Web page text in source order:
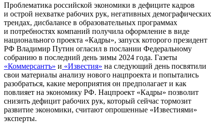
Проблематика российской экономики в дефиците кадров
и острой нехватке рабочих рук, негативных демографических
трендах, дисбалансе в образовательных программах
и потребностях компаний получила оформление в виде
национального проекта «Кадры», запуск которого президент
РФ Владимир Путин огласил в послании Федеральному
собранию в последний день зимы 2024 года. Газеты
«Коммерсантъ» и «Известия» на следующий день посвятили
свои материалы анализу нового нацпроекта и попытались
разобраться, какие мероприятия он предполагает и как
повлияет на экономику РФ. Нацпроект «Кадры» позволит
снизить дефицит рабочих рук, который сейчас тормозит
развитие экономики, считают опрошенные «Известиями»
эксперты.